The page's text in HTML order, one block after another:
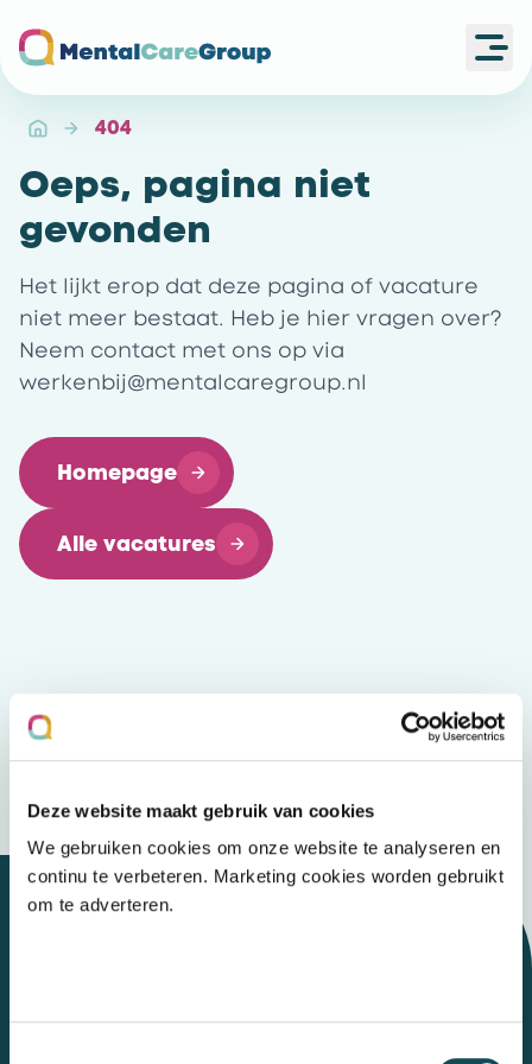
Deze website maakt gebruik van cookies
We gebruiken cookies om onze website te analyseren en
continu te verbeteren. Marketing cookies worden gebruikt
om te adverteren.
404
Oeps, pagina niet
gevonden
Het lijkt erop dat deze pagina of vacature
niet meer bestaat. Heb je hier vragen over?
Neem contact met ons op via
werkenbij@mentalcaregroup.nl
Homepage
Alle vacatures